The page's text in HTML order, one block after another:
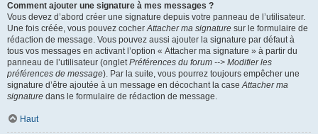
Comment ajouter une signature à mes messages ?
Vous devez d’abord créer une signature depuis votre panneau de l’utilisateur.
Une fois créée, vous pouvez cocherAttacher ma signature sur le formulaire de
rédaction de message. Vous pouvez aussi ajouter la signature par défaut à
tous vos messages en activant l’option « Attacher ma signature » à partir du
panneau de l’utilisateur (ongletPréférences du forum --> Modifier les
préférences de message). Par la suite, vous pourrez toujours empêcher une
signature d’être ajoutée à un message en décochant la caseAttacher ma
signature dans le formulaire de rédaction de message.
Haut